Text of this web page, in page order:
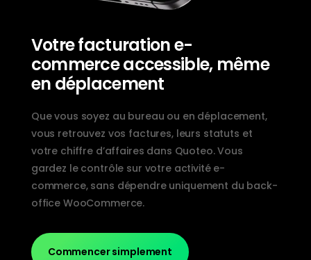
Votre facturation e-
commerce accessible, même
en déplacement
Que vous soyez au bureau ou en déplacement,
vous retrouvez vos factures, leurs statuts et
votre chiffre d’affaires dans Quoteo. Vous
gardez le contrôle sur votre activité e-
commerce, sans dépendre uniquement du back-
office WooCommerce.
Commencer simplement